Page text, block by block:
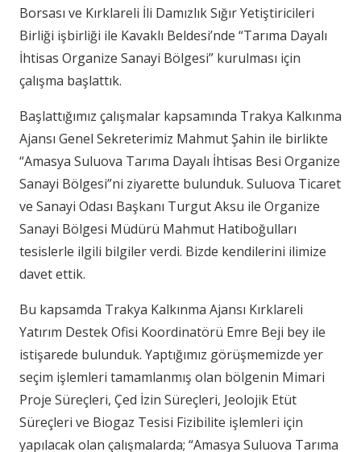
Borsası ve Kırklareli İli Damızlık Sığır Yetiştiricileri
Birliği işbirliği ile Kavaklı Beldesi’nde “Tarıma Dayalı
İhtisas Organize Sanayi Bölgesi” kurulması için
çalışma başlattık.
Başlattığımız çalışmalar kapsamında Trakya Kalkınma
Ajansı Genel Sekreterimiz Mahmut Şahin ile birlikte
“Amasya Suluova Tarıma Dayalı İhtisas Besi Organize
Sanayi Bölgesi”ni ziyarette bulunduk. Suluova Ticaret
ve Sanayi Odası Başkanı Turgut Aksu ile Organize
Sanayi Bölgesi Müdürü Mahmut Hatiboğulları
tesislerle ilgili bilgiler verdi. Bizde kendilerini ilimize
davet ettik.
Bu kapsamda Trakya Kalkınma Ajansı Kırklareli
Yatırım Destek Ofisi Koordinatörü Emre Beji bey ile
istişarede bulunduk. Yaptığımız görüşmemizde yer
seçim işlemleri tamamlanmış olan bölgenin Mimari
Proje Süreçleri, Çed İzin Süreçleri, Jeolojik Etüt
Süreçleri ve Biogaz Tesisi Fizibilite işlemleri için
yapılacak olan çalışmalarda; “Amasya Suluova Tarıma